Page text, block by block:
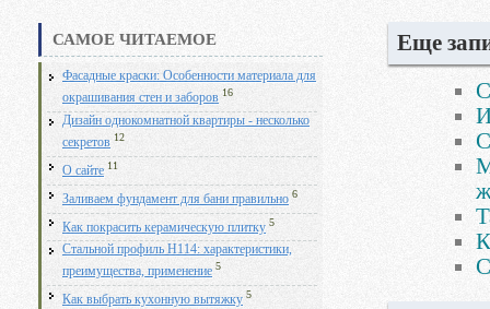
САМОЕ ЧИТАЕМОЕ
Фасадные краски: Особенности материала для
окрашивания стен и заборов 16
Дизайн однокомнатной квартиры - несколько
секретов 12
О сайте 11
Заливаем фундамент для бани правильно 6
Как покрасить керамическую плитку 5
Стальной профиль Н114: характеристики,
преимущества, применение 5
Как выбрать кухонную вытяжку 5
Еще